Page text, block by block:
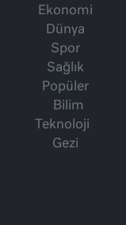
Ekonomi
Dünya
Spor
Sağlık
Popüler
Bilim
Teknoloji
Gezi